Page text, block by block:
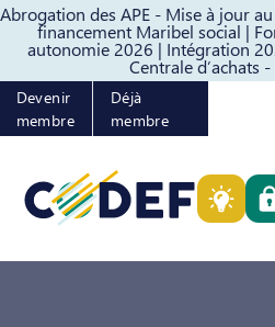
Abrogation des APE - Mise à jour
financement Maribel social |
autonomie 2026 | Intégration
Centrale d’achats
Passer au contenu
Devenir
membre
Déjà
membre